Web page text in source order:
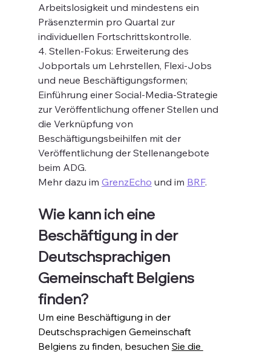
Arbeitslosigkeit und mindestens ein
Präsenztermin pro Quartal zur
individuellen Fortschrittskontrolle.
4. Stellen-Fokus: Erweiterung des
Jobportals um Lehrstellen, Flexi-Jobs
und neue Beschäftigungsformen;
Einführung einer Social-Media-Strategie
zur Veröffentlichung offener Stellen und
die Verknüpfung von
Beschäftigungsbeihilfen mit der
Veröffentlichung der Stellenangebote
beim ADG.
Mehr dazu im GrenzEcho und im BRF.
Wie kann ich eine
Beschäftigung in der
Deutschsprachigen
Gemeinschaft Belgiens
finden?
Um eine Beschäftigung in der
Deutschsprachigen Gemeinschaft
Belgiens zu finden, besuchen Sie die